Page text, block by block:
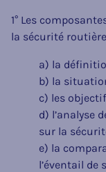
1° Les
la sécurité
a) la
b) la
c) les
d) l’analyse
sur la
e) la
l’éventail de